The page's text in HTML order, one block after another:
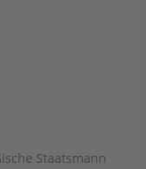
Staatsmann